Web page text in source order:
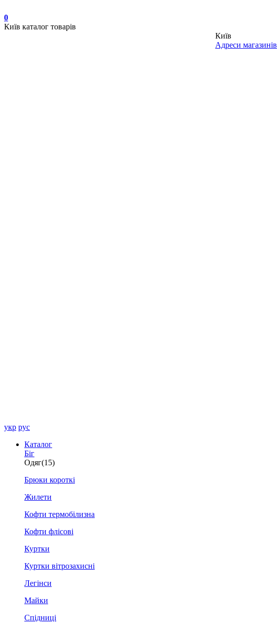
0
Київ каталог товарів
Київ
Адреси магазинів
укр рус
Каталог
Біг
Одяг(15)
Брюки короткі
Жилети
Кофти термобілизна
Кофти флісові
Куртки
Куртки вітрозахисні
Легінси
Майки
Спідниці